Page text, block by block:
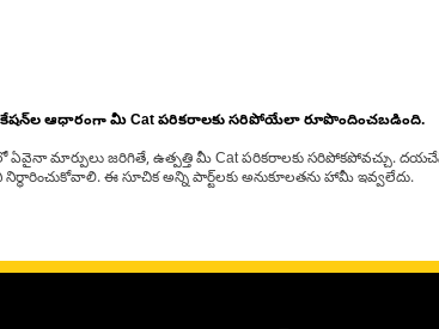
ఆధారంగా మీ Cat పరికరాలకు సరిపోయేలా రూపొందించబడింది.
మార్పులు జరిగితే, ఉత్పత్తి మీ Cat పరికరాలకు సరిపోకపోవచ్చు. దయచేసి
ఈ సూచిక అన్ని పార్ట్‌లకు అనుకూలతను హామీ ఇవ్వలేదు.